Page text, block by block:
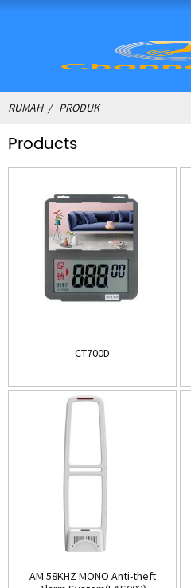
RUMAH PRODUK
Products
CT700D
AM 58KHZ MONO Anti-theft